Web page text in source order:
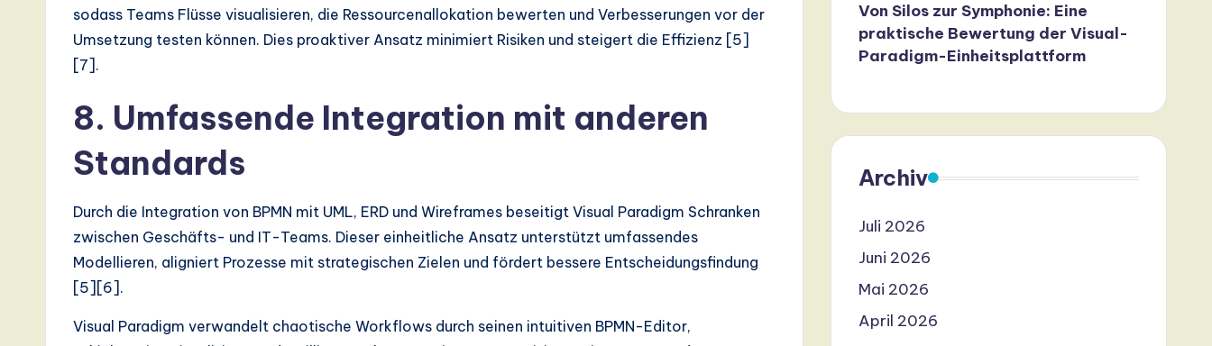
sodass Teams Flüsse visualisieren, die Ressourcenallokation bewerten und Verbesserungen vor der
Umsetzung testen können. Dies proaktiver Ansatz minimiert Risiken und steigert die Effizienz [5]
[7].
8. Umfassende Integration mit anderen
Standards
Durch die Integration von BPMN mit UML, ERD und Wireframes beseitigt Visual Paradigm Schranken
zwischen Geschäfts- und IT-Teams. Dieser einheitliche Ansatz unterstützt umfassendes
Modellieren, aligniert Prozesse mit strategischen Zielen und fördert bessere Entscheidungsfindung
[5][6].
Visual Paradigm verwandelt chaotische Workflows durch seinen intuitiven BPMN-Editor,
Von Silos zur Symphonie: Eine
praktische Bewertung der Visual-
Paradigm-Einheitsplattform
Archiv
Juli 2026
Juni 2026
Mai 2026
April 2026